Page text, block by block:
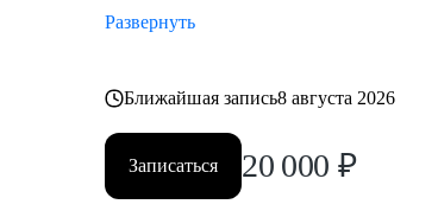
Развернуть
Ближайшая запись8 августа 2026
Записаться 20 000 ₽